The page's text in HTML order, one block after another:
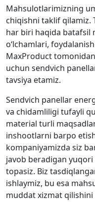
Mahsulotlarimizning
chiqishni taklif qilamiz.
har biri haqida batafsil
o‘lchamlari,
MaxProduct
uchun sendvich
tavsiya etamiz.
Sendvich panellar
va chidamliligi tufayli
material turli
inshootlarni barpo
kompaniyamizda siz
javob beradigan
topasiz. Biz
ishlaymiz, bu esa
muddat xizmat